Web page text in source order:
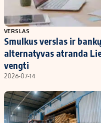
VERSLAS
Smulkus verslas ir
alternatyvas atranda
vengti
2026-07-14